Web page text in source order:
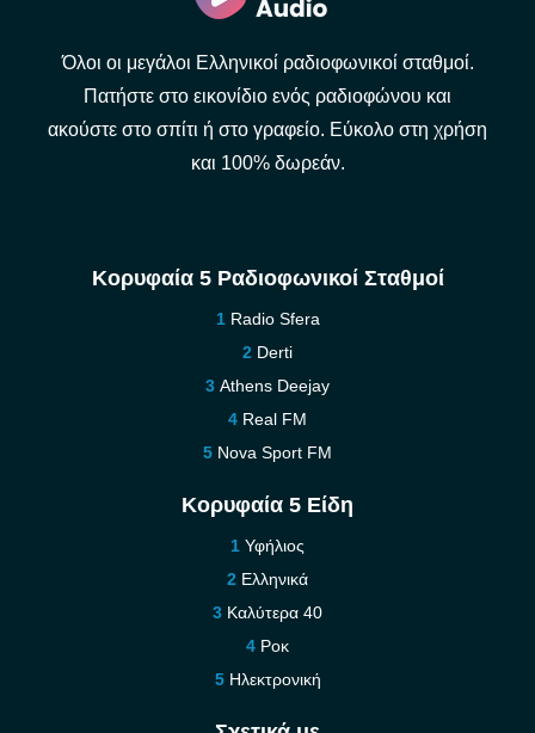
Όλοι οι μεγάλοι Ελληνικοί ραδιοφωνικοί σταθμοί.
Πατήστε στο εικονίδιο ενός ραδιοφώνου και
ακούστε στο σπίτι ή στο γραφείο. Εύκολο στη χρήση
και 100% δωρεάν.
Κορυφαία 5 Ραδιοφωνικοί Σταθμοί
Radio Sfera
Derti
Athens Deejay
Real FM
Nova Sport FM
Κορυφαία 5 Είδη
Υφήλιος
Ελληνικά
Καλύτερα 40
Ροκ
Ηλεκτρονική